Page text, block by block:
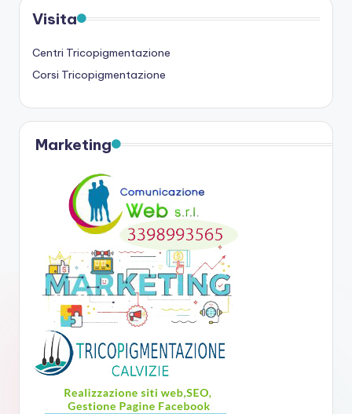
Visita
Centri Tricopigmentazione
Corsi Tricopigmentazione
Marketing